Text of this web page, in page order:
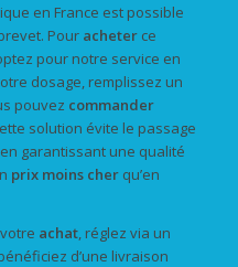
en France est possible
Pour acheterce
pour notre service en
dosage, remplissez un
pouvez commander
solution évite le passage
garantissant une qualité
prix moins cherqu’en
achat, réglez via un
d’une livraison